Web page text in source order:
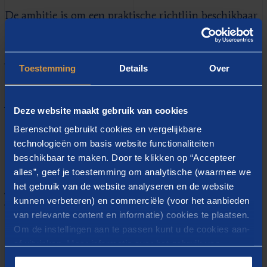
Toestemming Details Over
Deze website maakt gebruik van cookies
Berenschot gebruikt cookies en vergelijkbare
technologieën om basis website functionaliteiten
beschikbaar te maken. Door te klikken op “Accepteer
alles”, geef je toestemming om analytische (waarmee we
het gebruik van de website analyseren en de website
kunnen verbeteren) en commerciële (voor het aanbieden
van relevante content en informatie) cookies te plaatsen.
Om de instellingen aan te passen kunt u de cookies aan-
cookies op onze website treft u in onze
De ambitie is om een praktische richtlijn beschikbaar
te stellen, opgesteld door de elf organisaties (Equinor,
BP, Rolls Royce Marine, OCAS, Ivaldi Group,
TechnipFMC, Voestalpine, SLM Solutions, Additive
Industries, Hiptec en University of Strathclyde). De
Download het artikel
ARTICLE - BENEFITS ADDITIVE MANUFACTURING
OIL GAS MARITIME INDUSTRIES (ENG) (PDF)